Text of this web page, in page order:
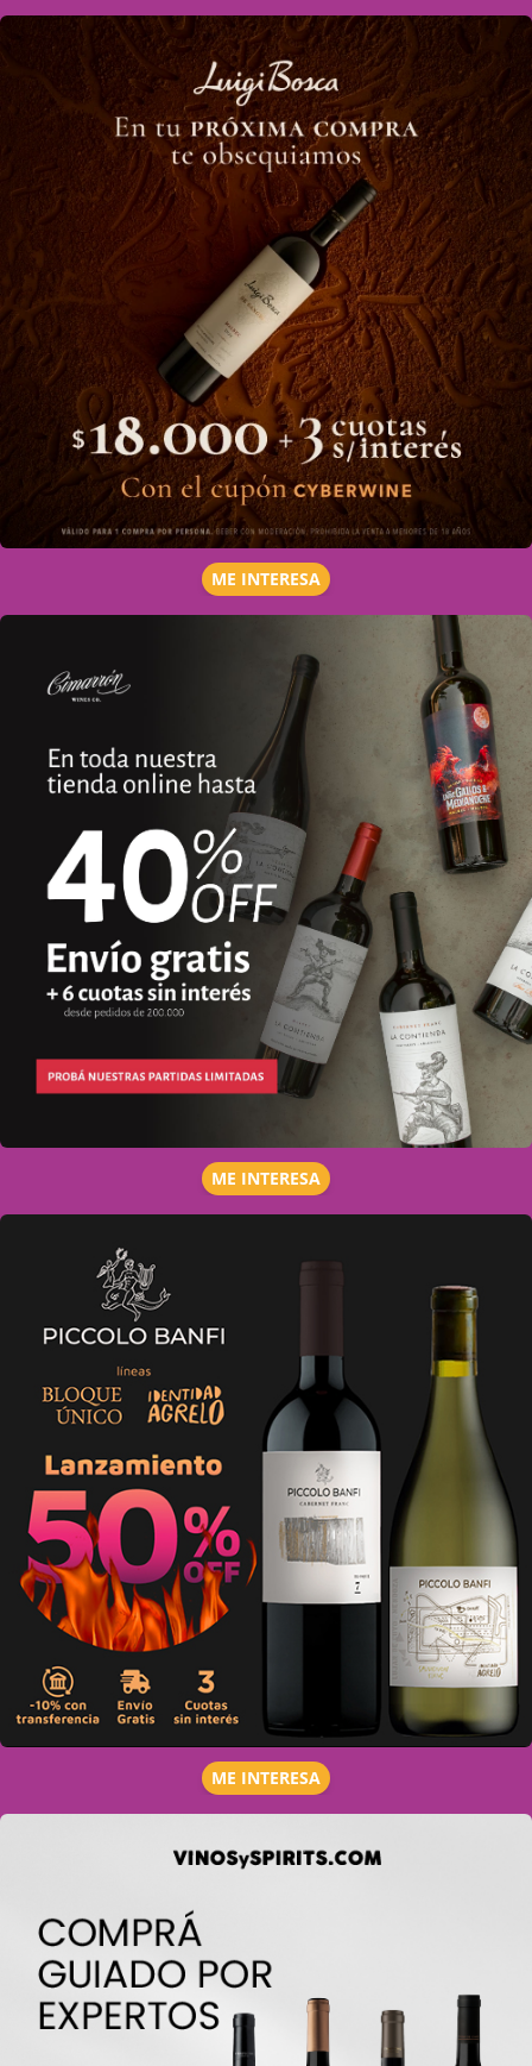
ME INTERESA
ME INTERESA
ME INTERESA